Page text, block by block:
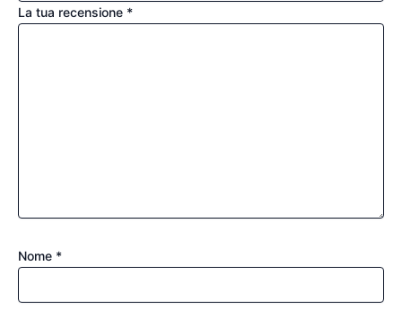
La tua recensione *
Nome *